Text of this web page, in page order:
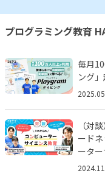
プログラミング教育
毎月
ング
（対
ード
ータ